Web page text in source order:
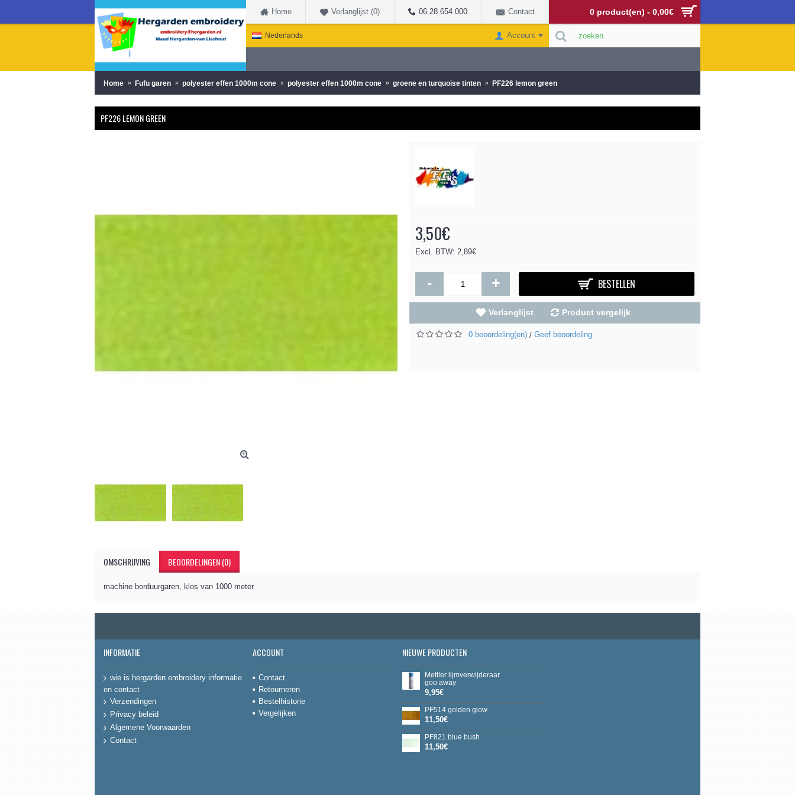
Home Verlanglijst (0) 06 28 654 000 Contact 0 product(en) - 0,00€
Nederlands Account
Home Fufu garen polyester effen 1000m cone polyester effen 1000m cone groene en turquoise tinten PF226 lemon green
PF226 LEMON GREEN
3,50€
Excl. BTW: 2,89€
- + BESTELLEN
Verlanglijst Product vergelijk
0 beoordeling(en) / Geef beoordeling
OMSCHRIJVING BEOORDELINGEN (0)
machine borduurgaren, klos van 1000 meter
INFORMATIE
wie is hergarden embroidery informatie
en contact
Verzendingen
Privacy beleid
Algemene Voorwaarden
Contact
ACCOUNT
Contact
Retourneren
Bestelhistorie
Vergelijken
NIEUWE PRODUCTEN
Mettler lijmverwijderaar
goo away
9,95€
PF514 golden glow
11,50€
PF821 blue bush
11,50€